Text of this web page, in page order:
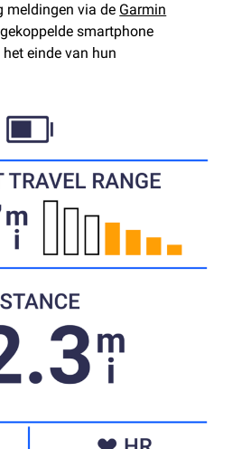
meldingen via de Garmin
smartphone
einde van hun